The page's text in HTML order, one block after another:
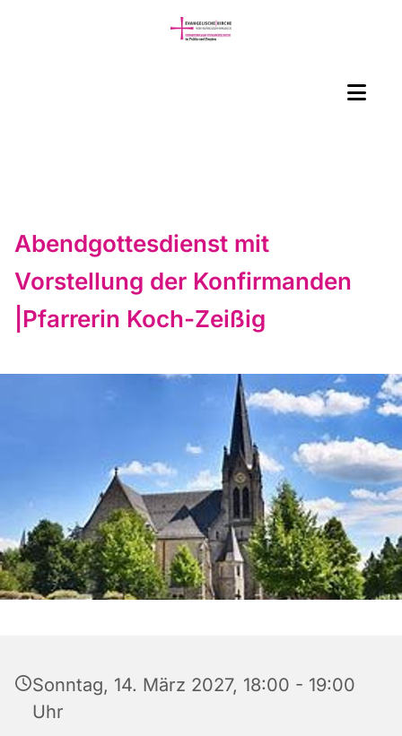
Abendgottesdienst mit
Vorstellung der Konfirmanden
|Pfarrerin Koch-Zeißig
Sonntag, 14. März 2027, 18:00 - 19:00
Uhr